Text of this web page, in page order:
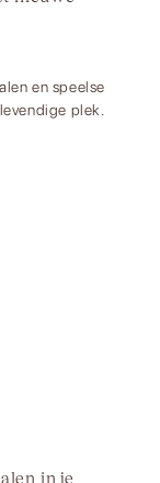
en speelse
plek.
in je